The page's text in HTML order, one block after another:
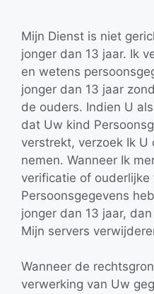
Mijn Dienst is niet
jonger dan 13 jaar. Ik
en wetens
jonger dan 13 jaar
de ouders. Indien U
dat Uw kind
verstrekt, verzoek Ik
nemen. Wanneer Ik
verificatie of ouderlijke
Persoonsgegevens
jonger dan 13 jaar,
Mijn servers
Wanneer de
verwerking van Uw